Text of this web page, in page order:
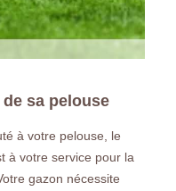
sa pelouse
à votre pelouse, le
à votre service pour la
gazon nécessite